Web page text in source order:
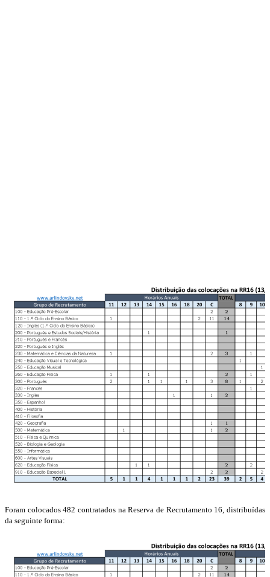
Foram colocados 482 contratados na Reserva de Recrutamento 16, distribuídas
da seguinte forma: